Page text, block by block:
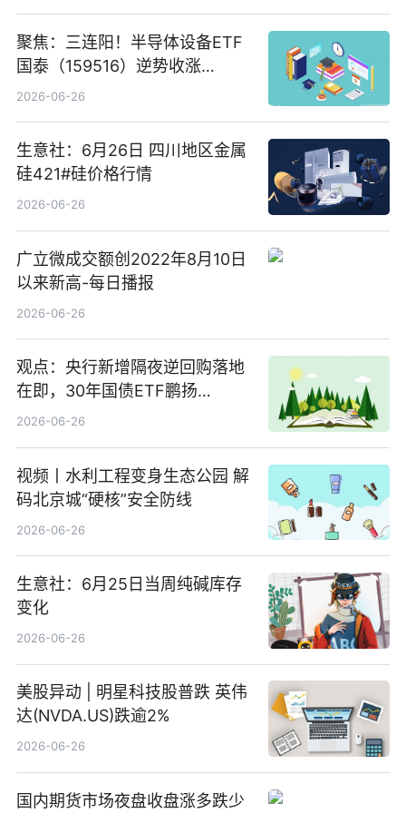
聚焦：三连阳！半导体设备ETF
国泰（159516）逆势收涨
3.5%，近10日累计净流入超65
2026-06-26
生意社：6月26日 四川地区金属
硅421#硅价格行情
2026-06-26
广立微成交额创2022年8月10日
以来新高-每日播报
2026-06-26
观点：央行新增隔夜逆回购落地
在即，30年国债ETF鹏扬
(511090) 盘中小幅上涨
2026-06-26
视频丨水利工程变身生态公园 解
码北京城“硬核”安全防线
2026-06-26
生意社：6月25日当周纯碱库存
变化
2026-06-26
美股异动 | 明星科技股普跌 英伟
达(NVDA.US)跌逾2%
2026-06-26
国内期货市场夜盘收盘涨多跌少